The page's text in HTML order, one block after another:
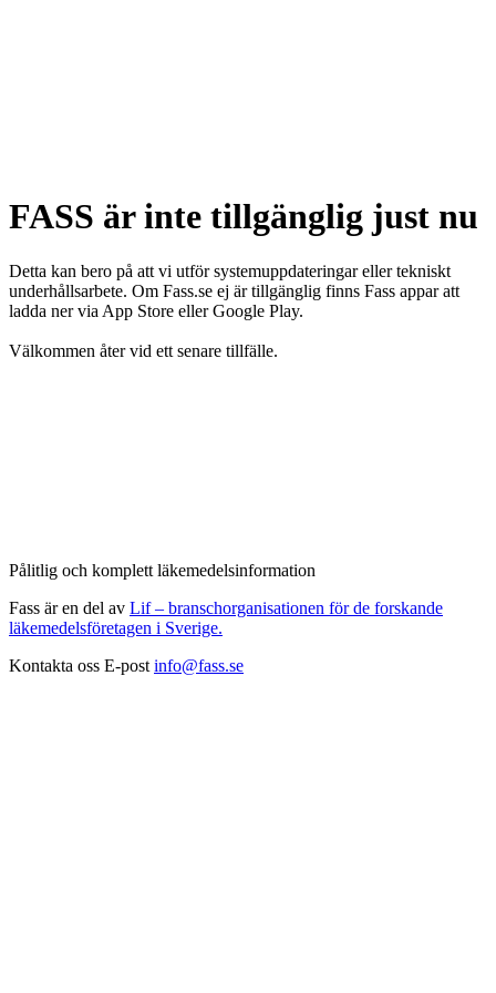
FASS är inte tillgänglig just nu
Detta kan bero på att vi utför systemuppdateringar eller tekniskt
underhållsarbete. Om Fass.se ej är tillgänglig finns Fass appar att
ladda ner via App Store eller Google Play.
Välkommen åter vid ett senare tillfälle.
Pålitlig och komplett läkemedelsinformation
Fass är en del av Lif – branschorganisationen för de forskande
läkemedelsföretagen i Sverige.
Kontakta oss E-post info@fass.se